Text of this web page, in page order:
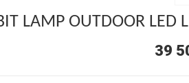
LAMP OUTDOOR LED L
39